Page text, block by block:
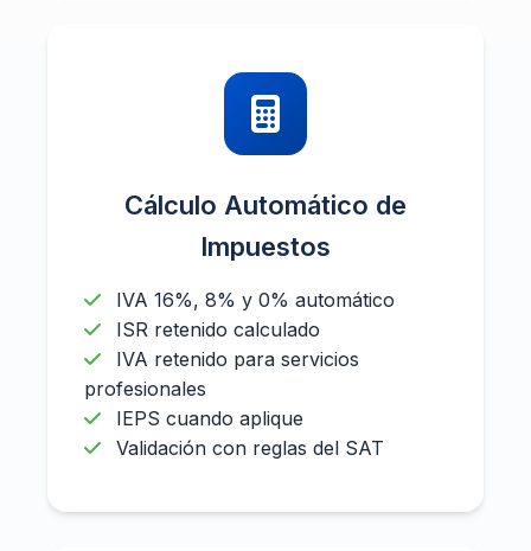
Cálculo Automático de
Impuestos
IVA 16%, 8% y 0% automático
ISR retenido calculado
IVA retenido para servicios
profesionales
IEPS cuando aplique
Validación con reglas del SAT